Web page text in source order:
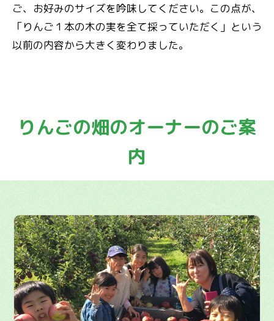
ご、お好みのサイズを吟味してください。この点が、
「りんご１本の木の実を全て採っていただく」という
以前の内容から大きく変わりました。
りんごの畑のオーナーのご案
内